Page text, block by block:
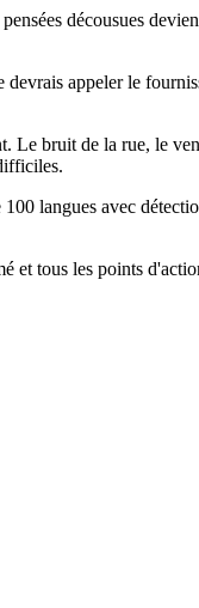
décousues
appeler le
Le bruit de la rue, le
langues avec
et tous les points